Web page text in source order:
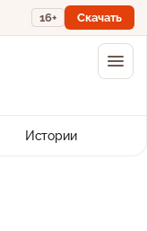
16+ Скачать
Истории